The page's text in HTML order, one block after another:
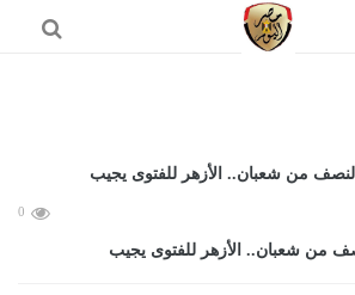
0
من شعبان.. الأزهر للفتوى يجيب